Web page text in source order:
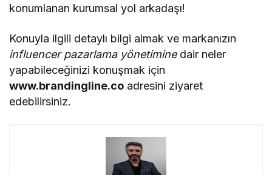
konumlanan kurumsal yol arkadaşı!
Konuyla ilgili detaylı bilgi almak ve markanızın
influencer pazarlama yönetimine dair neler
yapabileceğinizi konuşmak için
www.brandingline.co adresini ziyaret
edebilirsiniz.